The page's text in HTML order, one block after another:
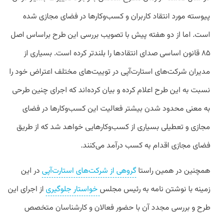
پیوسته مورد انتقاد کاربران و کسب‌وکارها در فضای مجازی شده
است. اما از دو هفته پیش با تصویب بررسی این طرح براساس اصل
۸۵ قانون اساسی صدای انتقاد‌ها را بلند‌تر کرده است. بسیاری از
مدیران شرکت‌های استارت‌‌آپی در توییت‌های مختلف اعتراض خود را
نسبت به این طرح اعلام کرده‌ و بیان کرده‌اند که اجرای چنین طرحی
به معنی محدود شدن بیشتر فعالیت این کسب‌وکارها در فضای
مجازی و تعطیلی بسیاری از کسب‌وکارهایی خواهد شد که از طریق
فضای مجازی اقدام به کسب درآمد می‌کنند.
همچنین در همین راستا گروهی از شرکت‌های استارت‌آپی در این
زمینه با نوشتن نامه به رئیس مجلس خواستار جلوگیری از اجرای این
طرح و بررسی مجدد آن با حضور فعالان و کارشناسان متخصص